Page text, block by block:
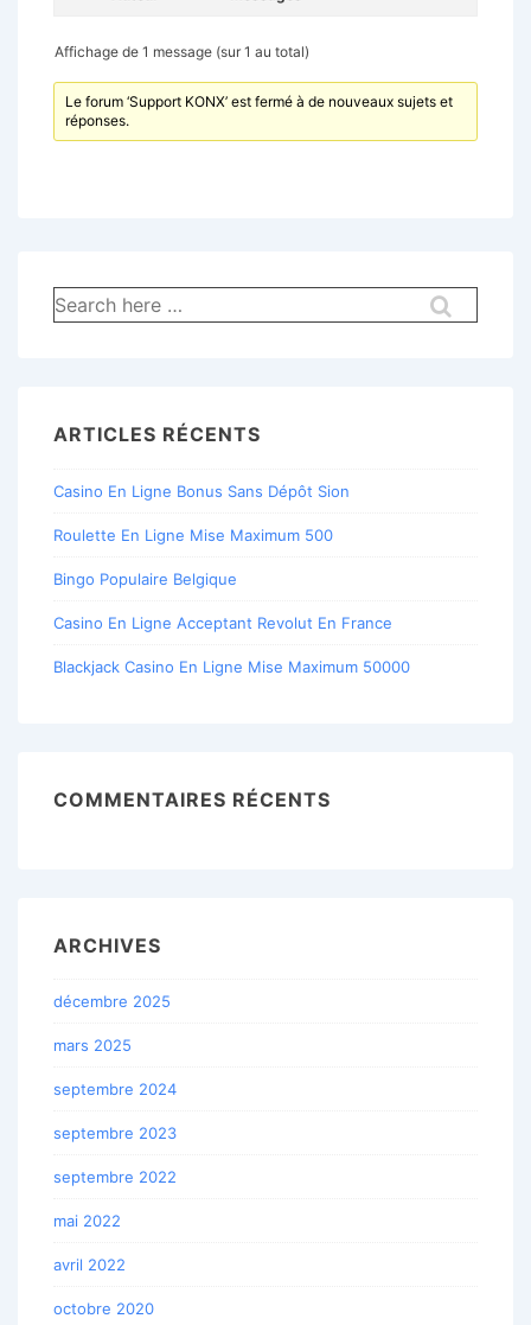
Affichage de 1 message (sur 1 au total)
Le forum ‘Support KONX’ est fermé à de nouveaux sujets et
réponses.
Recherche
pour:
ARTICLES RÉCENTS
Casino En Ligne Bonus Sans Dépôt Sion
Roulette En Ligne Mise Maximum 500
Bingo Populaire Belgique
Casino En Ligne Acceptant Revolut En France
Blackjack Casino En Ligne Mise Maximum 50000
COMMENTAIRES RÉCENTS
ARCHIVES
décembre 2025
mars 2025
septembre 2024
septembre 2023
septembre 2022
mai 2022
avril 2022
octobre 2020